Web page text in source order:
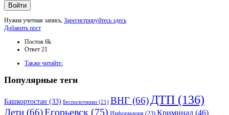
Нужна учетная запись, Зарегистрируйтесь здесь
Боковая
Добавить пост
Статистика
Постов 6k
Ответ 21
Также читайте:
Популярные теги
Башкортостан (33) Беспилотники (21) ВНГ (66) ДТП (136)
Дети (66)Егорьевск (75) Криминал (46)